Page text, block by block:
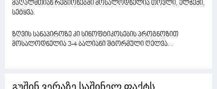
მაღალმთიან რეგიონებში მოსალოდნელია თოვლი, ელჭექი,
სეტყვა.
ზღვის სანაპიროზე კი სინოფტიკოსების პროგნოზით
მოსალოდნელია 3-4 ბალიანი შტორმული ღელვა. .
გუშინ ვერაზე საშინელ ფაქტს